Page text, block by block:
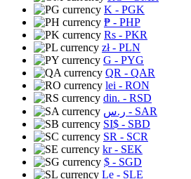
K - PGK
₱ - PHP
Rs - PKR
zł- PLN
G - PYG
QR - QAR
lei - RON
din. - RSD
ر.س - SAR
SI$ - SBD
SR - SCR
kr- SEK
$ - SGD
Le - SLE